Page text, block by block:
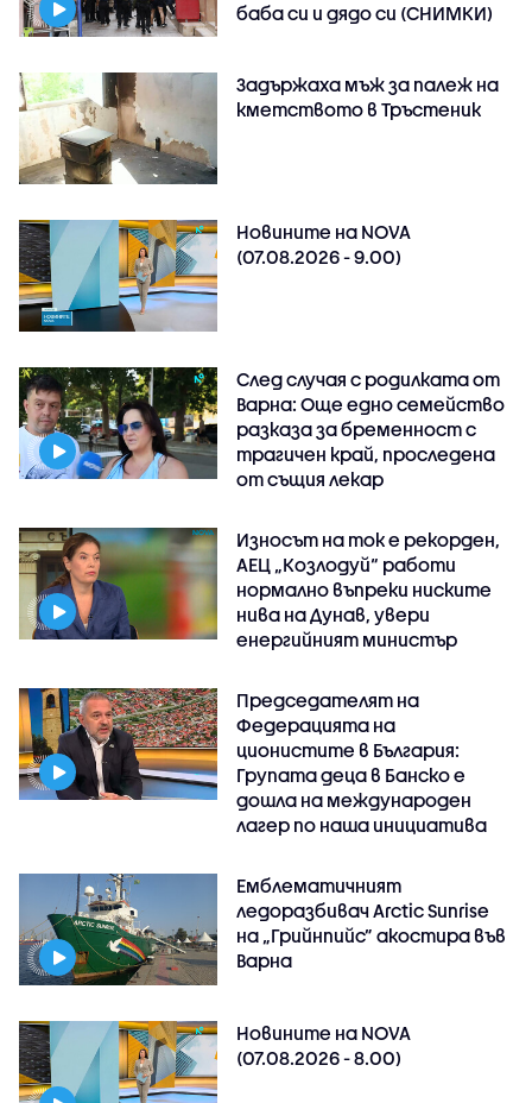
баба си и дядо си (СНИМКИ)
Задържаха мъж за палеж на
кметството в Тръстеник
Новините на NOVA
(07.08.2026 - 9.00)
След случая с родилката от
Варна: Още едно семейство
разказа за бременност с
трагичен край, проследена
от същия лекар
Износът на ток е рекорден,
АЕЦ „Козлодуй“ работи
нормално въпреки ниските
нива на Дунав, увери
енергийният министър
Председателят на
Федерацията на
ционистите в България:
Групата деца в Банско е
дошла на международен
лагер по наша инициатива
Емблематичният
ледоразбивач Arctic Sunrise
на „Грийнпийс” акостира във
Варна
Новините на NOVA
(07.08.2026 - 8.00)